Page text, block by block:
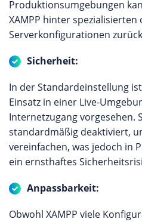
Produktionsumgebungen
XAMPP hinter
Serverkonfigurationen
Sicherheit:
In der Standardeinstellung
Einsatz in einer Live-
Internetzugang vorgesehen.
standardmäßig deaktiviert,
vereinfachen, was jedoch in
ein ernsthaftes
Anpassbarkeit:
Obwohl XAMPP viele